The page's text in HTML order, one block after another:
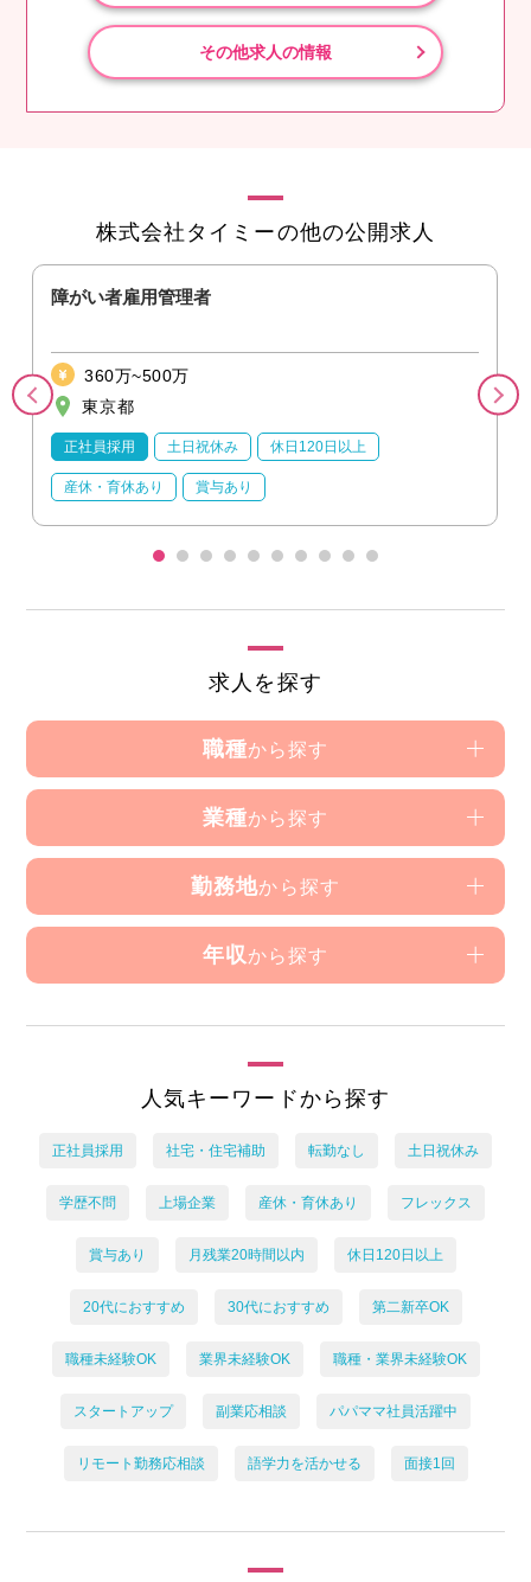
その他求人の情報
株式会社タイミーの他の公開求人
障がい者雇用管理者
360万~500万
東京都
正社員採用 土日祝休み 休日120日以上
産休・育休あり 賞与あり
求人を探す
職種から探す
業種から探す
勤務地から探す
年収 から探す
人気キーワードから探す
正社員採用 社宅・住宅補助 転勤なし 土日祝休み
学歴不問 上場企業 産休・育休あり フレックス
賞与あり 月残業20時間以内 休日120日以上
20代におすすめ 30代におすすめ 第二新卒OK
職種未経験OK 業界未経験OK 職種・業界未経験OK
スタートアップ 副業応相談 パパママ社員活躍中
リモート勤務応相談 語学力を活かせる 面接1回